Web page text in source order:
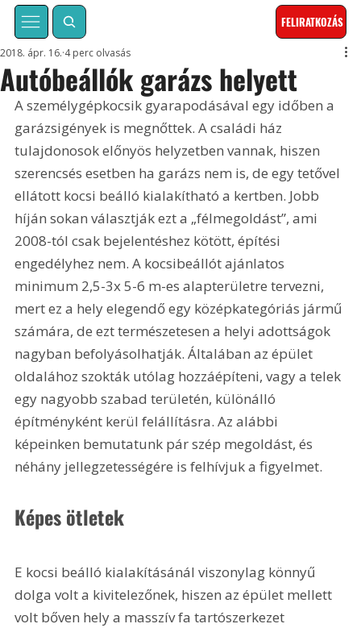
FELIRATKOZÁS
Autóbeállók garázs helyett
2018. ápr. 16. 4 perc olvasás
A személygépkocsik gyarapodásával egy időben a
garázsigények is megnőttek. A családi ház
tulajdonosok előnyös helyzetben vannak, hiszen
szerencsés esetben ha garázs nem is, de egy tetővel
ellátott kocsi beálló kialakítható a kertben. Jobb
híján sokan választják ezt a „félmegoldást”, ami
2008-tól csak bejelentéshez kötött, építési
engedélyhez nem. A kocsibeállót ajánlatos
minimum 2,5-3x 5-6 m-es alapterületre tervezni,
mert ez a hely elegendő egy középkategóriás jármű
számára, de ezt természetesen a helyi adottságok
nagyban befolyásolhatják. Általában az épület
oldalához szokták utólag hozzáépíteni, vagy a telek
egy nagyobb szabad területén, különálló
építményként kerül felállításra. Az alábbi
képeinken bemutatunk pár szép megoldást, és
néhány jellegzetességére is felhívjuk a figyelmet.
Képes ötletek
E kocsi beálló kialakításánál viszonylag könnyű
dolga volt a kivitelezőnek, hiszen az épület mellett
volt bőven hely a masszív fa tartószerkezet